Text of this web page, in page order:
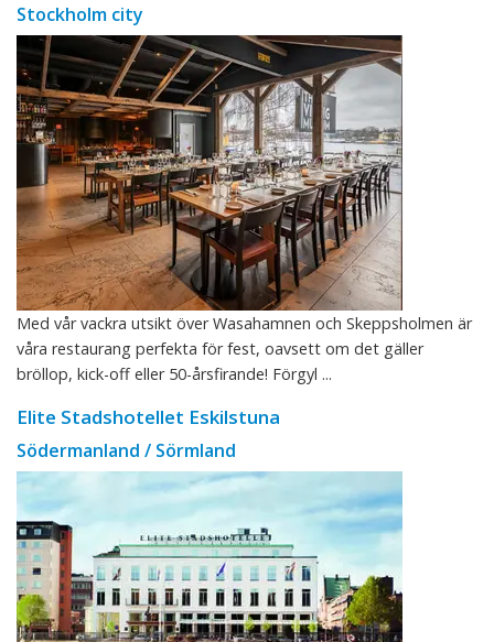
Stockholm city
Med vår vackra utsikt över Wasahamnen och Skeppsholmen är
våra restaurang perfekta för fest, oavsett om det gäller
bröllop, kick-off eller 50-årsfirande! Förgyl ...
Elite Stadshotellet Eskilstuna
Södermanland / Sörmland